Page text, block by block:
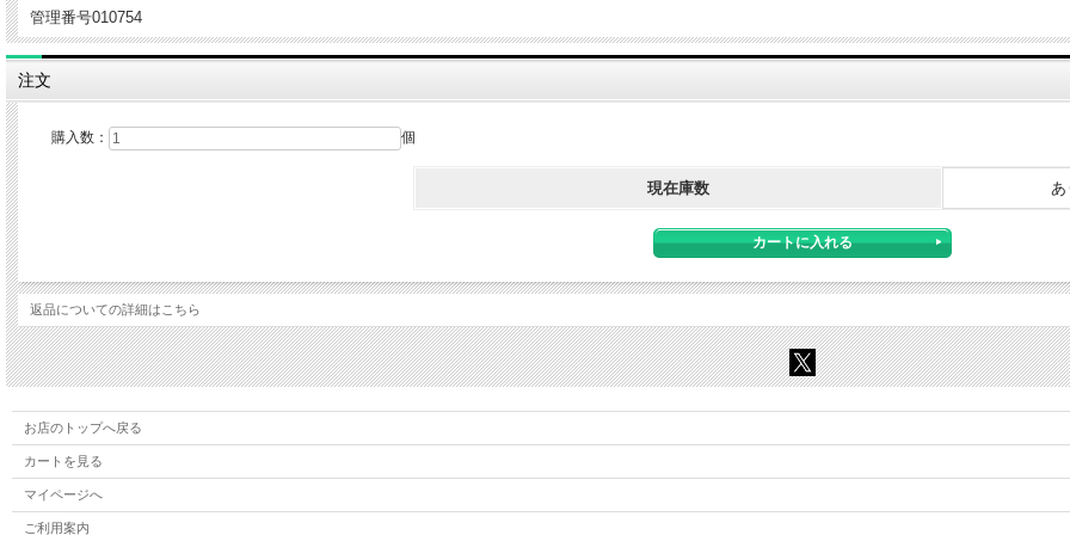
管理番号010754
注文
購入数： 個
現在庫数 あ
返品についての詳細はこちら
お店のトップへ戻る
カートを見る
マイページへ
ご利用案内